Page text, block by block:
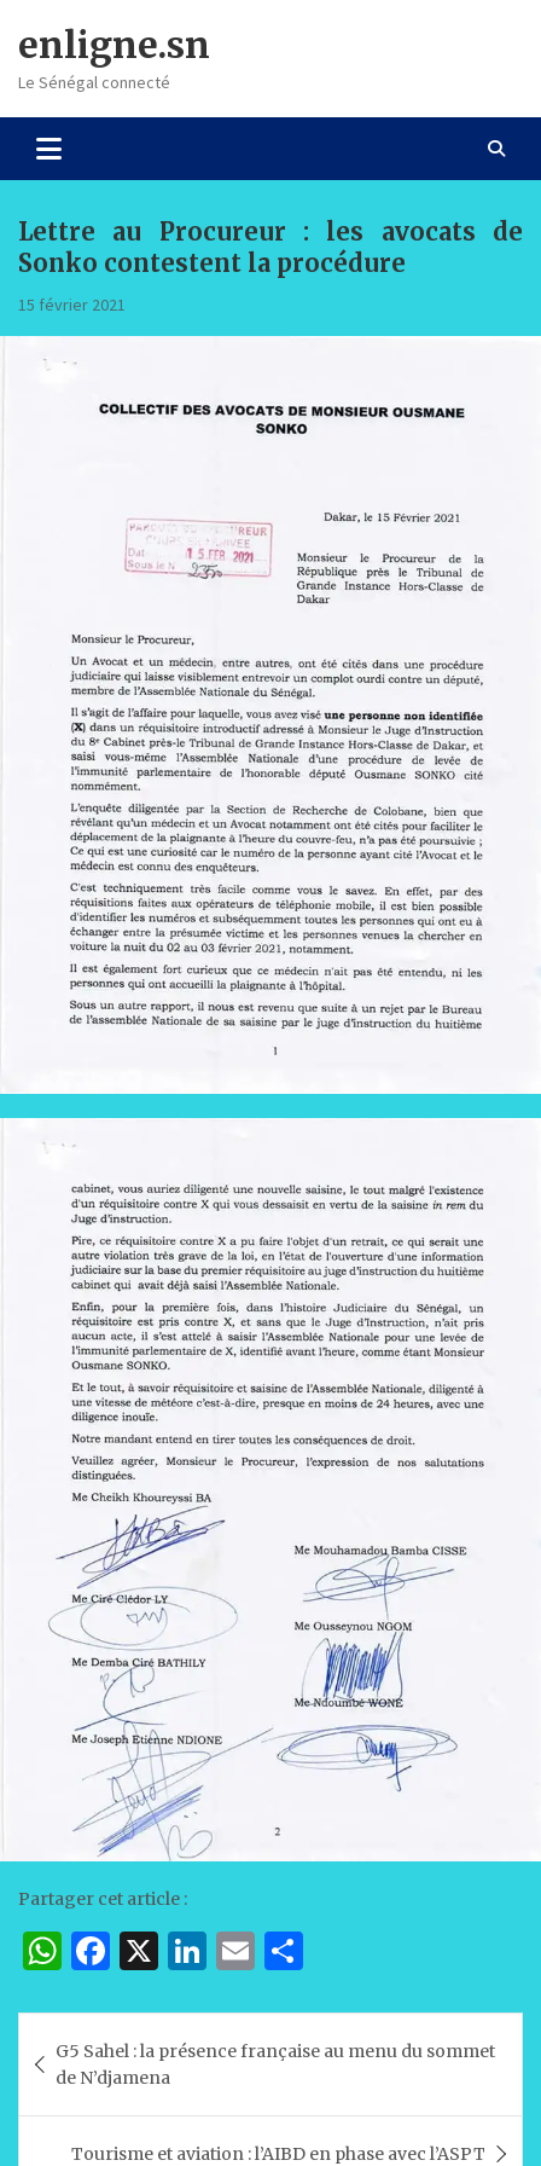
content
enligne.sn
Le Sénégal connecté
Lettre au Procureur : les avocats de
Sonko contestent la procédure
15 février 2021
Partager cet article :
W
at
s
A
p
F
c
e
b
o
X
Li
k
e
dI
n
E
ai
l
ta
g
er
de
l’article
G5 Sahel : la présence française au menu du sommet
de N’djamena
Tourisme et aviation : l’AIBD en phase avec l’ASPT